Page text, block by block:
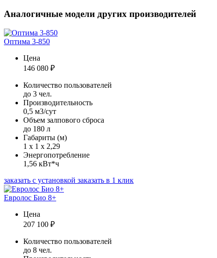
Аналогичные модели других производителей
Оптима 3-850
Цена
146 080 ₽
Количество пользователей
до 3 чел.
Производительность
0,5 м3/сут
Объем залпового сброса
до 180 л
Габариты (м)
1 х 1 х 2,29
Энергопотребление
1,56 кВт*ч
заказать с установкой заказать в 1 клик
Евролос Био 8+
Цена
207 100 ₽
Количество пользователей
до 8 чел.